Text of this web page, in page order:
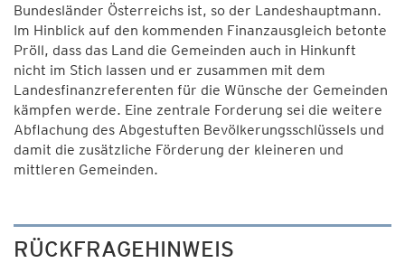
Bundesländer Österreichs ist, so der Landeshauptmann.
Im Hinblick auf den kommenden Finanzausgleich betonte
Pröll, dass das Land die Gemeinden auch in Hinkunft
nicht im Stich lassen und er zusammen mit dem
Landesfinanzreferenten für die Wünsche der Gemeinden
kämpfen werde. Eine zentrale Forderung sei die weitere
Abflachung des Abgestuften Bevölkerungsschlüssels und
damit die zusätzliche Förderung der kleineren und
mittleren Gemeinden.
RÜCKFRAGEHINWEIS